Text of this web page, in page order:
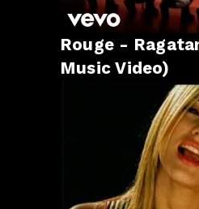
Rouge -
Music Video)